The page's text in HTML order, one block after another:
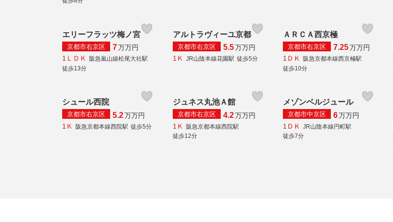
エリーフラッツ梅ノ宮
京都市右京区 7万万円
1ＬＤＫ 阪急嵐山線松尾大社駅
徒歩13分
アルトラヴィーユ京都
京都市右京区 5.5万万円
1Ｋ JR山陰本線花園駅 徒歩5分
ＡＲＣＡ西京極
京都市右京区 7.25万万円
1ＤＫ 阪急京都本線西京極駅
徒歩10分
シュール西院
京都市右京区 5.2万万円
1Ｋ
阪急京都本線西院駅 徒歩5分
ジュネス丸池Ａ館
京都市右京区 4.2万万円
1Ｋ
阪急京都本線西院駅
徒歩12分
メゾンベルジュール
京都市中京区 6万万円
1ＤＫ
JR山陰本線円町駅
徒歩7分